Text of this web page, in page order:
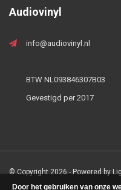
Audiovinyl
info@audiovinyl.nl
BTW NL093846307B03
Gevestigd per 2017
© Copyright 2026 - Powered by
Door het gebruiken van onze